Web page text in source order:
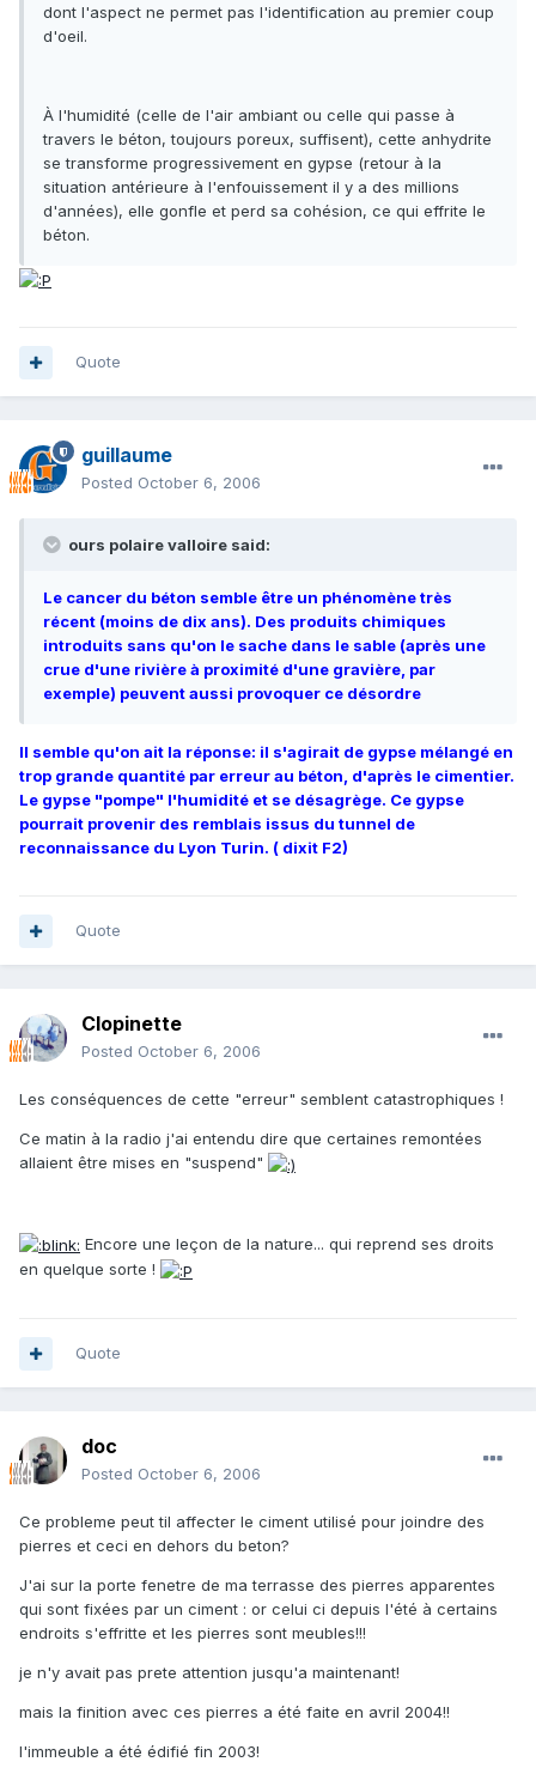
dont l'aspect ne permet pas l'identification au premier coup
d'oeil.
À l'humidité (celle de l'air ambiant ou celle qui passe à
travers le béton, toujours poreux, suffisent), cette anhydrite
se transforme progressivement en gypse (retour à la
situation antérieure à l'enfouissement il y a des millions
d'années), elle gonfle et perd sa cohésion, ce qui effrite le
béton.
Quote
guillaume
Posted October 6, 2006
ours polaire valloire said:
Le cancer du béton semble être un phénomène très
récent (moins de dix ans). Des produits chimiques
introduits sans qu'on le sache dans le sable (après une
crue d'une rivière à proximité d'une gravière, par
exemple) peuvent aussi provoquer ce désordre
Il semble qu'on ait la réponse: il s'agirait de gypse mélangé en
trop grande quantité par erreur au béton, d'après le cimentier.
Le gypse "pompe" l'humidité et se désagrège. Ce gypse
pourrait provenir des remblais issus du tunnel de
reconnaissance du Lyon Turin. ( dixit F2)
Quote
Clopinette
Posted October 6, 2006
Les conséquences de cette "erreur" semblent catastrophiques !
Ce matin à la radio j'ai entendu dire que certaines remontées
allaient être mises en "suspend"
Encore une leçon de la nature... qui reprend ses droits
en quelque sorte !
Quote
doc
Posted October 6, 2006
Ce probleme peut til affecter le ciment utilisé pour joindre des
pierres et ceci en dehors du beton?
J'ai sur la porte fenetre de ma terrasse des pierres apparentes
qui sont fixées par un ciment : or celui ci depuis l'été à certains
endroits s'effritte et les pierres sont meubles!!!
je n'y avait pas prete attention jusqu'a maintenant!
mais la finition avec ces pierres a été faite en avril 2004!!
l'immeuble a été édifié fin 2003!